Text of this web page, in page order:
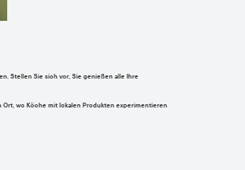
Stellen Sie sich vor, Sie genießen alle Ihre
Ort, wo Köche mit lokalen Produkten experimentieren